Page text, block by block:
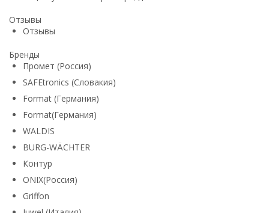
Отзывы
Отзывы
Бренды
Промет (Россия)
SAFEtronics (Словакия)
Format (Германия)
Format(Германия)
WALDIS
BURG-WÄCHTER
Контур
ONIX(Россия)
Griffon